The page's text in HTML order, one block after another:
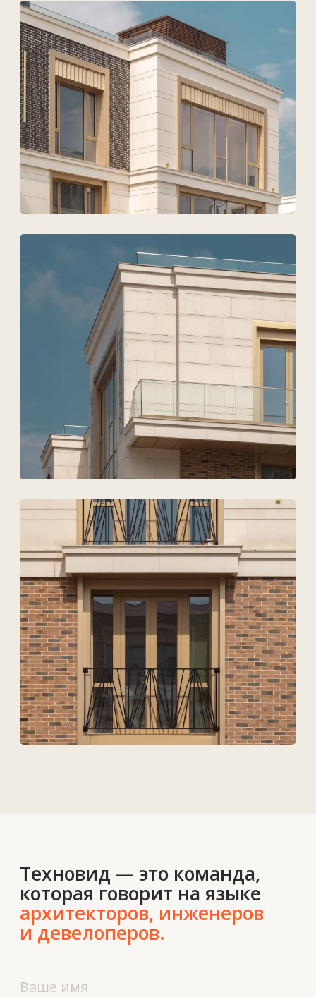
Техновид — это команда,
которая говорит на языке
архитекторов, инженеров
и девелоперов.
+7
Загрузить файлы
Согласен на обработку персональных данных
Обсудить проект
ТОО Техновид
Плюс
БИН 050440001556
Меню
Технологии и материалы
Услуги
Проекты
Решения
Новости
Вакансии
Контакты
О нас